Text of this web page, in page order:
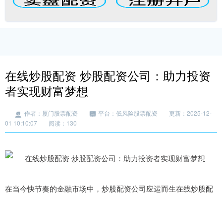
在线炒股配资 炒股配资公司：助力投资
者实现财富梦想
作者：厦门股票配资 平台：低风险股票配资
更新：2025-12-
01 10:10:07
阅读：130
在当今快节奏的金融市场中，炒股配资公司应运而生在线炒股配